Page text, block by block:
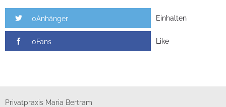
0Anhänger Einhalten
0Fans Like
Privatpraxis Maria Bertram